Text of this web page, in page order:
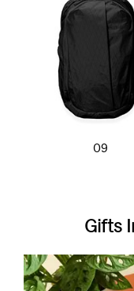
09
Gifts